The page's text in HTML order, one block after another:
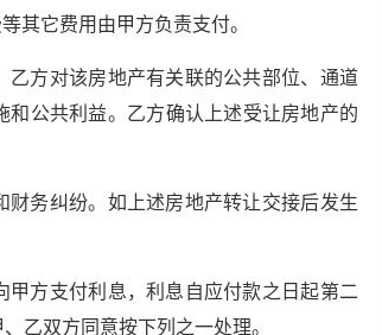
其它费用由甲方负责支付。
方对该房地产有关联的公共部位、通道
公共利益。乙方确认上述受让房地产的
务纠纷。如上述房地产转让交接后发生
方支付利息，利息自应付款之日起第二
乙双方同意按下列之一处理。